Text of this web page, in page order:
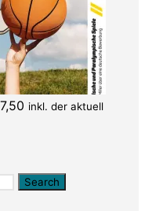
7,50 inkl. der aktuell